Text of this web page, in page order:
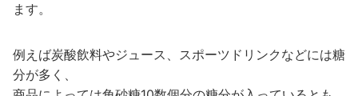
ます。
例えば炭酸飲料やジュース、スポーツドリンクなどには糖
分が多く、